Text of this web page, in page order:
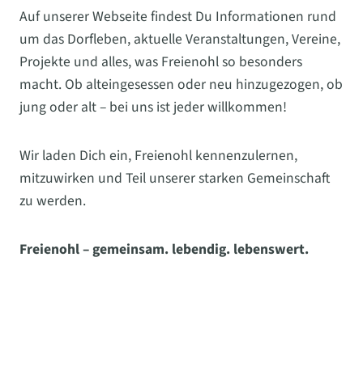
Auf unserer Webseite findest Du Informationen rund
um das Dorfleben, aktuelle Veranstaltungen, Vereine,
Projekte und alles, was Freienohl so besonders
macht. Ob alteingesessen oder neu hinzugezogen, ob
jung oder alt – bei uns ist jeder willkommen!
Wir laden Dich ein, Freienohl kennenzulernen,
mitzuwirken und Teil unserer starken Gemeinschaft
zu werden.
Freienohl – gemeinsam. lebendig. lebenswert.